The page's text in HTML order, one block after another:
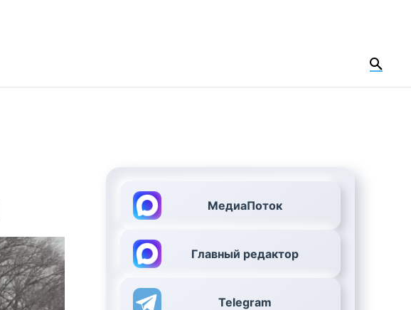
МедиаПоток
Главный редактор
Telegram